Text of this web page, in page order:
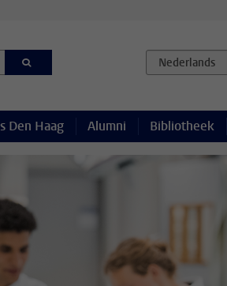
Den Haag Alumni Bibliotheek